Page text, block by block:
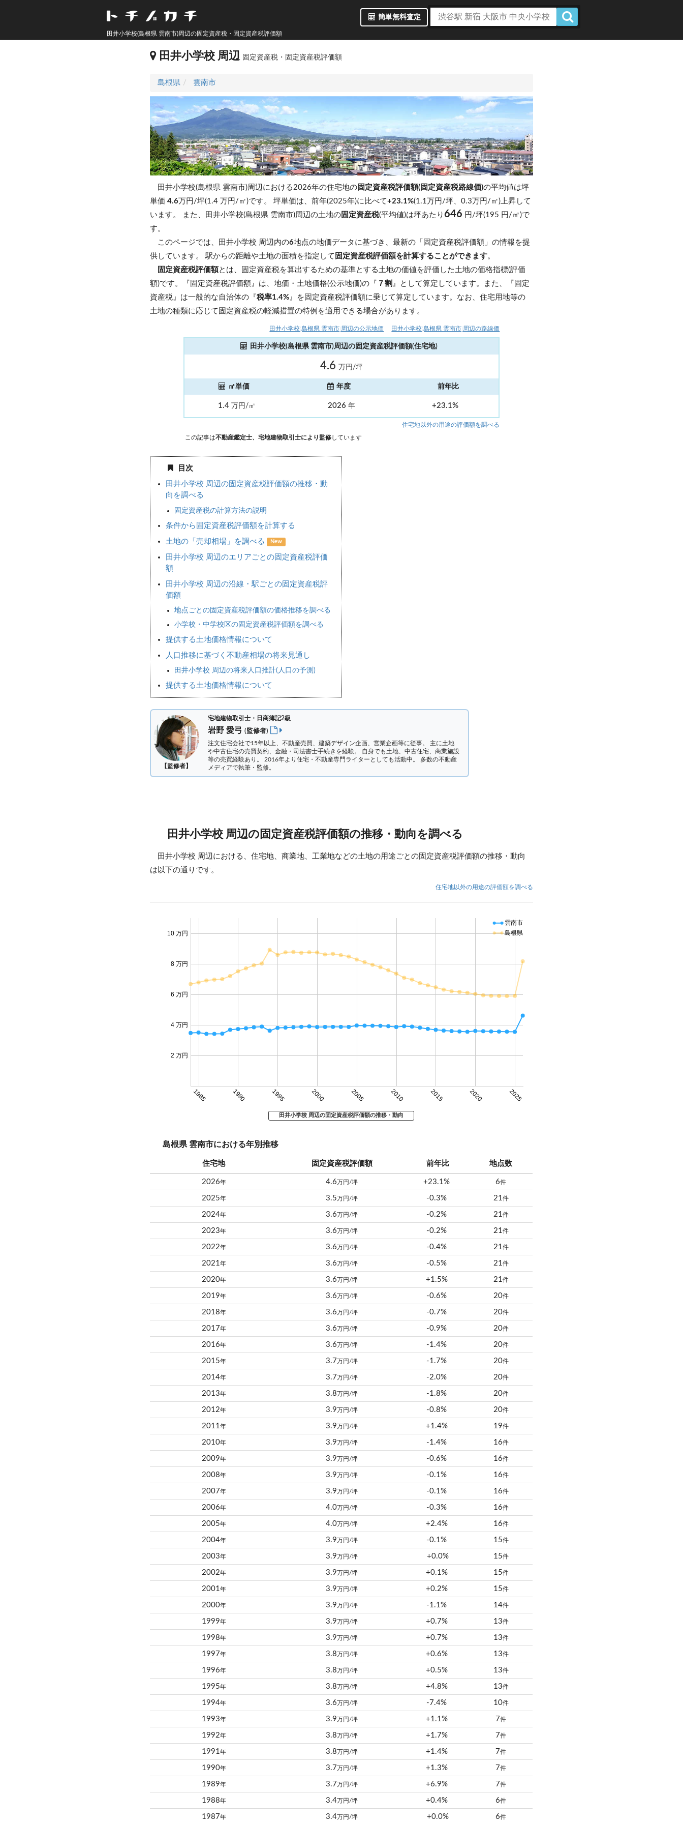
簡単無料査定
田井小学校(島根県 雲南市)周辺の固定資産税・固定資産税評価額
田井小学校 周辺 固定資産税・固定資産税評価額
島根県 雲南市
田井小学校(島根県 雲南市)周辺における2026年の住宅地の 固定資産税評価額(固定資産税路線価)の平均値は坪
単価4.6万円/坪(1.4 万円/㎡)です。坪単価は、前年(2025年)に比べて+23.1%(1.1万円/坪、0.3万円/㎡)上昇して
います。
また、田井小学校(島根県 雲南市)周辺の土地の 固定資産税(平均値)は坪あたり646 円/坪(195 円/㎡)で
す。
このページでは、田井小学校 周辺内の6地点の地価データに基づき、最新の「固定資産税評価額」の情報を提
供しています。 駅からの距離や土地の面積を指定して 固定資産税評価額を計算することができます。
固定資産税評価額 とは、固定資産税を算出するための基準とする土地の価値を評価した土地の価格指標(評価
額)です。『固定資産税評価額』は、地価・土地価格(公示地価)の『 ７割 』として算定しています。また、『固定
資産税』は一般的な自治体の『税率1.4%』を固定資産税評価額に乗じて算定しています。なお、住宅用地等の
土地の種類に応じて固定資産税の軽減措置の特例を適用できる場合があります。
田井小学校(島根県 雲南市)周辺の公示地価 田井小学校(島根県 雲南市)周辺の路線価
田井小学校(島根県 雲南市)周辺の固定資産税評価額(住宅地)
4.6 万円/坪
㎡単価 年度 前年比
1.4 万円/㎡ 2026 年 +23.1%
住宅地以外の用途の評価額を調べる
この記事は不動産鑑定士、宅地建物取引士により監修しています
目次
田井小学校 周辺の固定資産税評価額の推移・動
向を調べる
固定資産税の計算方法の説明
条件から固定資産税評価額を計算する
土地の「売却相場」を調べる New
田井小学校 周辺のエリアごとの固定資産税評価
額
田井小学校 周辺の沿線・駅ごとの固定資産税評
価額
地点ごとの固定資産税評価額の価格推移を調べる
小学校・中学校区の固定資産税評価額を調べる
提供する土地価格情報について
人口推移に基づく不動産相場の将来見通し
田井小学校 周辺の将来人口推計(人口の予測)
提供する土地価格情報について
【監修者】
宅地建物取引士・日商簿記2級
岩野 愛弓(監修者)
注文住宅会社で15年以上、不動産売買、建築デザイン企画、営業企画等に従事。 主に土地
や中古住宅の売買契約、金融・司法書士手続きを経験。 自身でも土地、中古住宅、商業施設
等の売買経験あり。 2016年より住宅・不動産専門ライターとしても活動中。 多数の不動産
メディアで執筆・監修。
田井小学校 周辺の固定資産税評価額の推移・動向を調べる
田井小学校 周辺における、住宅地、商業地、工業地などの土地の用途ごとの固定資産税評価額の推移・動向
は以下の通りです。
住宅地以外の用途の評価額を調べる
1985 1990 1995 2000 2005 2010 2015 2020 2025
2 万円
4 万円
6 万円
8 万円
10 万円
雲南市
島根県
田井小学校 周辺の固定資産税評価額の推移・動向
島根県 雲南市における年別推移
住宅地 固定資産税評価額 前年比 地点数
2026年 4.6 万円/坪 +23.1% 6件
2025年 3.5 万円/坪 -0.3% 21件
2024年 3.6 万円/坪 -0.2% 21件
2023年 3.6 万円/坪 -0.2% 21件
2022年 3.6 万円/坪 -0.4% 21件
2021年 3.6 万円/坪 -0.5% 21件
2020年 3.6 万円/坪 +1.5% 21件
2019年 3.6 万円/坪 -0.6% 20件
2018年 3.6 万円/坪 -0.7% 20件
2017年 3.6 万円/坪 -0.9% 20件
2016年 3.6 万円/坪 -1.4% 20件
2015年 3.7 万円/坪 -1.7% 20件
2014年 3.7 万円/坪 -2.0% 20件
2013年 3.8 万円/坪 -1.8% 20件
2012年 3.9 万円/坪 -0.8% 20件
2011年 3.9 万円/坪 +1.4% 19件
2010年 3.9 万円/坪 -1.4% 16件
2009年 3.9 万円/坪 -0.6% 16件
2008年 3.9 万円/坪 -0.1% 16件
2007年 3.9 万円/坪 -0.1% 16件
2006年 4.0 万円/坪 -0.3% 16件
2005年 4.0 万円/坪 +2.4% 16件
2004年 3.9 万円/坪 -0.1% 15件
2003年 3.9 万円/坪 +0.0% 15件
2002年 3.9 万円/坪 +0.1% 15件
2001年 3.9 万円/坪 +0.2% 15件
2000年 3.9 万円/坪 -1.1% 14件
1999年 3.9 万円/坪 +0.7% 13件
1998年 3.9 万円/坪 +0.7% 13件
1997年 3.8 万円/坪 +0.6% 13件
1996年 3.8 万円/坪 +0.5% 13件
1995年 3.8 万円/坪 +4.8% 13件
1994年 3.6 万円/坪 -7.4% 10件
1993年 3.9 万円/坪 +1.1% 7件
1992年 3.8 万円/坪 +1.7% 7件
1991年 3.8 万円/坪 +1.4% 7件
1990年 3.7 万円/坪 +1.3% 7件
1989年 3.7 万円/坪 +6.9% 7件
1988年 3.4 万円/坪 +0.4% 6件
1987年 3.4 万円/坪 +0.0% 6件